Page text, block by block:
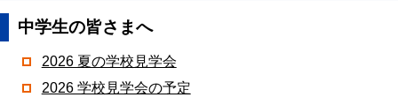
中学生の皆さまへ
2026 夏の学校見学会
2026 学校見学会の予定